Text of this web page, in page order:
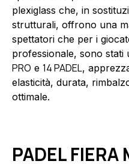
plexiglass che, in
strutturali, offrono una
spettatori che per i
professionale, sono stati
PRO e 14 PADEL,
elasticità, durata,
ottimale.
PADEL